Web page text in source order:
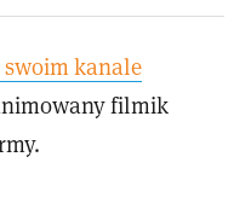
swoim kanale
filmik